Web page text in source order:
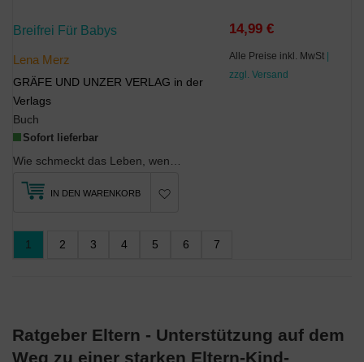
Breifrei Für Babys
Lena Merz
GRÄFE UND UNZER VERLAG in der
Verlags
Buch
Sofort lieferbar
14,99 €
Alle Preise inkl. MwSt |
zzgl. Versand
IN DEN WARENKORB
1 2 3 4 5 6 7
Ratgeber Eltern - Unterstützung auf dem
Weg zu einer starken Eltern-Kind-